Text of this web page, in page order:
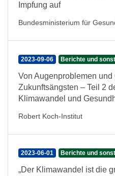
Impfung auf
Bundesministerium für
2023-09-06 Berichte und
Von Augenproblemen
Zukunftsängsten – Teil 2
Klimawandel und
Robert Koch-Institut
2023-06-01 Berichte und
„Der Klimawandel ist die